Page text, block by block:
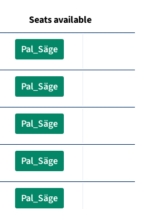
Seats available
Pal_Säge
Pal_Säge
Pal_Säge
Pal_Säge
Pal_Säge